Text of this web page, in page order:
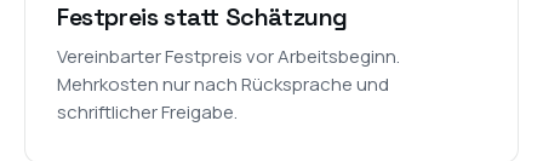
Festpreis statt Schätzung
Vereinbarter Festpreis vor Arbeitsbeginn.
Mehrkosten nur nach Rücksprache und
schriftlicher Freigabe.